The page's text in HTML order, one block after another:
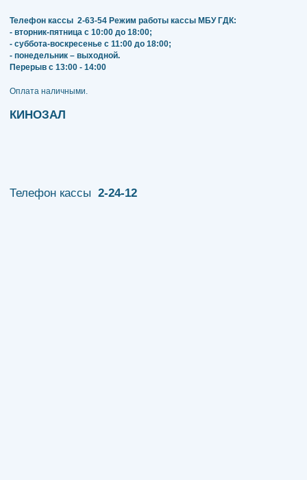
Телефон кассы 2-63-54 Режим работы кассы МБУ ГДК:
- вторник-пятница с 10:00 до 18:00;
- суббота-воскресенье с 11:00 до 18:00;
- понедельник – выходной.
Перерыв с 13:00 - 14:00
​​​​​​​Оплата наличными.
КИНОЗАЛ
Телефон кассы 2-24-12